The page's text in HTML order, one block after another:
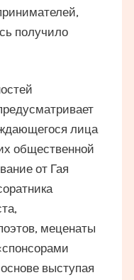
получило
лица
общественной
от Гая
меценаты
выступая